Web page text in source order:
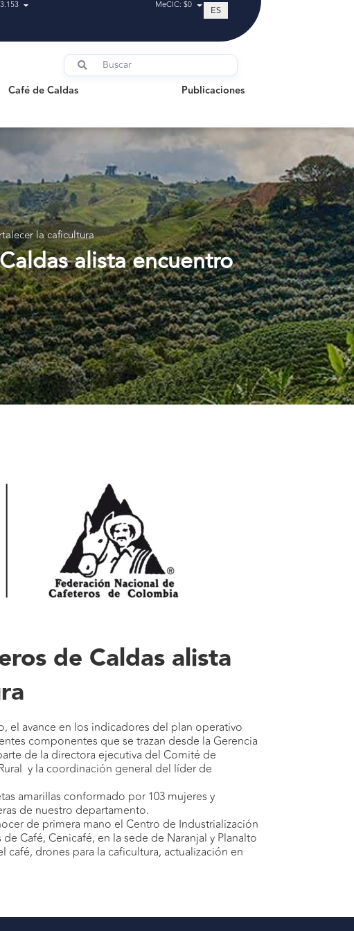
MeCIC: $0 ES
Café de Caldas Publicaciones
Publicaciones
la caficultura
alista encuentro
de Caldas alista
el avance en los indicadores del plan operativo
componentes que se trazan desde la Gerencia
de la directora ejecutiva del Comité de
y la coordinación general del líder de
amarillas conformado por 103 mujeres y
de nuestro departamento.
de primera mano el Centro de Industrialización
Café, Cenicafé, en la sede de Naranjal y Planalto
drones para la caficultura, actualización en